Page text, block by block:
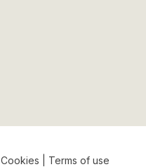
Cookies
Terms of use